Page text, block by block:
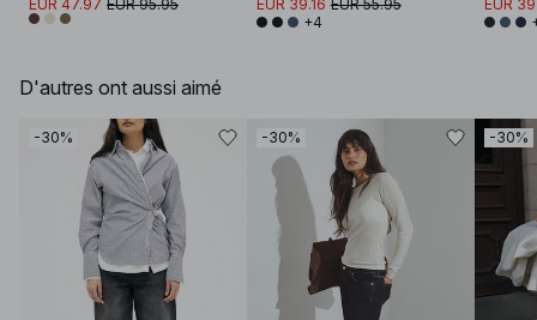
EUR 47.97 EUR 95.95
EUR 39.16 EUR 55.95
+4
EUR
D'autres ont aussi aimé
-30% -30% -30%